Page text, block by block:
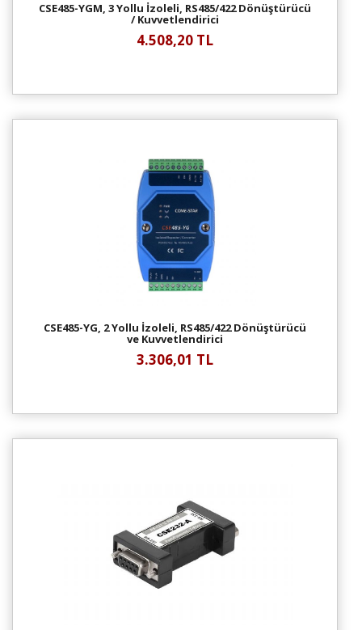
CSE485-YGM, 3 Yollu İzoleli, RS485/422 Dönüştürücü
/ Kuvvetlendirici
4.508,20 TL
CSE485-YG, 2 Yollu İzoleli, RS485/422 Dönüştürücü
ve Kuvvetlendirici
3.306,01 TL